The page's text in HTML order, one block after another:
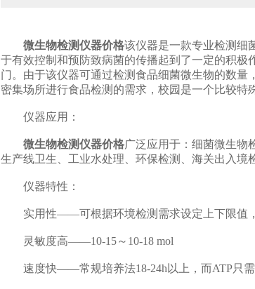
微生物检测仪器价格该仪器是一款专业检测细
于有效控制和预防致病菌的传播起到了一定的积
门。由于该仪器可通过检测食品细菌微生物的数
密集场所进行食品检测的需求，校园是一个比较特
仪器应用：
微生物检测仪器价格广泛应用于：细菌微生物
生产线卫生、工业水处理、环保检测、海关出入境
仪器特性：
实用性——可根据环境检测需求设定上下限值，
灵敏度高——10-15～10-18 mol
速度快——常规培养法18-24h以上，而ATP只需